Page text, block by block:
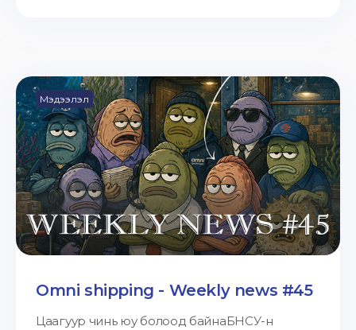
Мэдээлэл
Omni shipping - Weekly news #45
Цаагуур чинь юу болоод байнаБНСУ-н